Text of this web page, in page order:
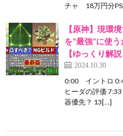
チャ 18万円分
【原神】現環
を”最強”に使
【ゆっくり解説
2024.10.30
0:00 イントロ
ヒーダの評価
器優先？ 13[…]